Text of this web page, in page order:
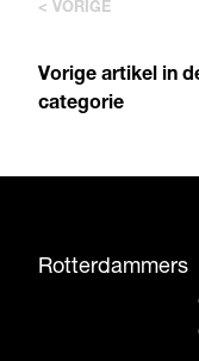
< VORIGE
Vorige artikel in
categorie
Rotterdammers